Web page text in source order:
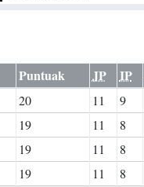
Puntuak JP IP
20 11 9
19 11 8
19 11 8
19 11 8